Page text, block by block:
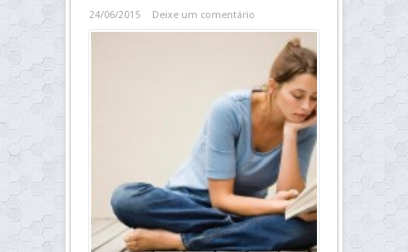
24/06/2015 Deixe um comentário